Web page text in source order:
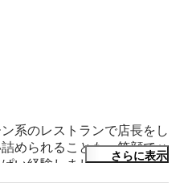
系のレストランで店長をし
められることも、笑顔でハ
い経験しました。
門戸が広がっており、それ
さらに表示